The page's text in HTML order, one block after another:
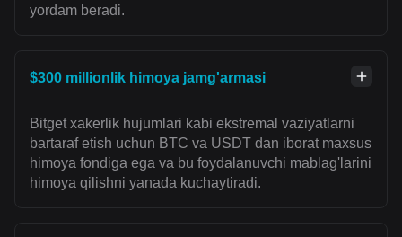
yordam beradi.
$300 millionlik himoya jamg'armasi
Bitget xakerlik hujumlari kabi ekstremal vaziyatlarni
bartaraf etish uchun BTC va USDT dan iborat maxsus
himoya fondiga ega va bu foydalanuvchi mablag'larini
himoya qilishni yanada kuchaytiradi.